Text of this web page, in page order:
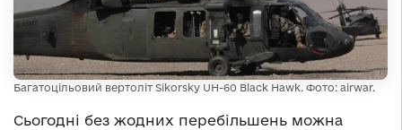
Багатоцільовий вертоліт Sikorsky UH-60 Black Hawk. Фото: airwar.
Сьогодні без жодних перебільшень можна